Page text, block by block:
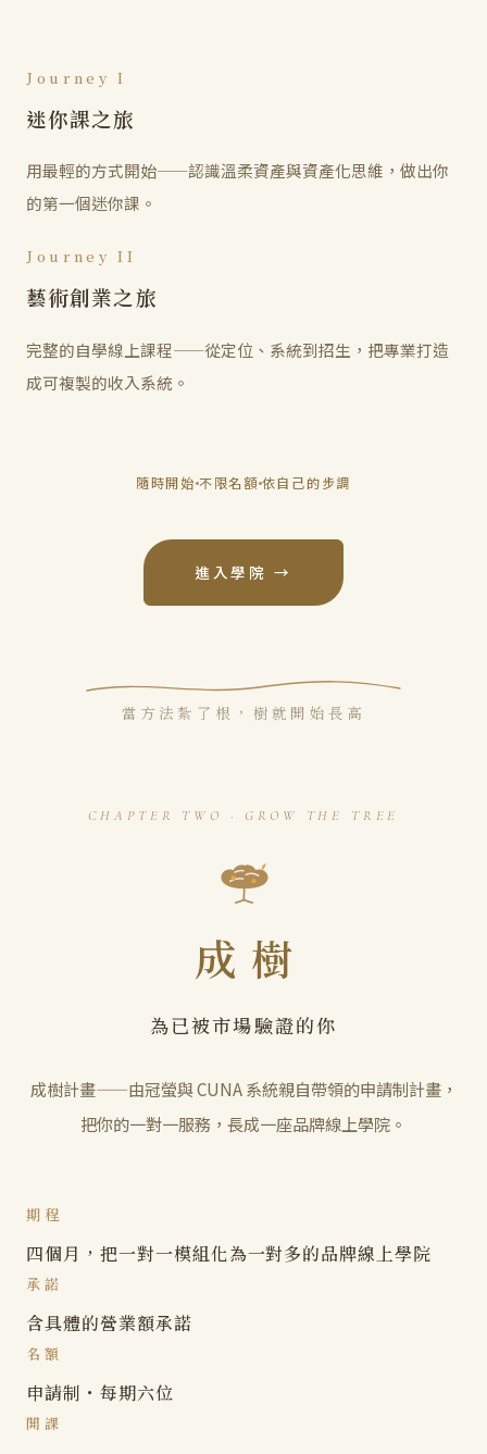
Journey I
迷你課之旅
用最輕的方式開始——認識溫柔資產與資產化思維，做出你
的第一個迷你課。
Journey II
藝術創業之旅
完整的自學線上課程——從定位、系統到招生，把專業打造
成可複製的收入系統。
隨時開始 不限名額 依自己的步調
進入學院 →
當方法紮了根，樹就開始長高
CHAPTER TWO · GROW THE TREE
成樹
為已被市場驗證的你
成樹計畫——由冠螢與 CUNA 系統親自帶領的申請制計畫，
把你的一對一服務，長成一座品牌線上學院。
期程
四個月，把一對一模組化為一對多的品牌線上學院
承諾
含具體的營業額承諾
名額
申請制・每期六位
開課